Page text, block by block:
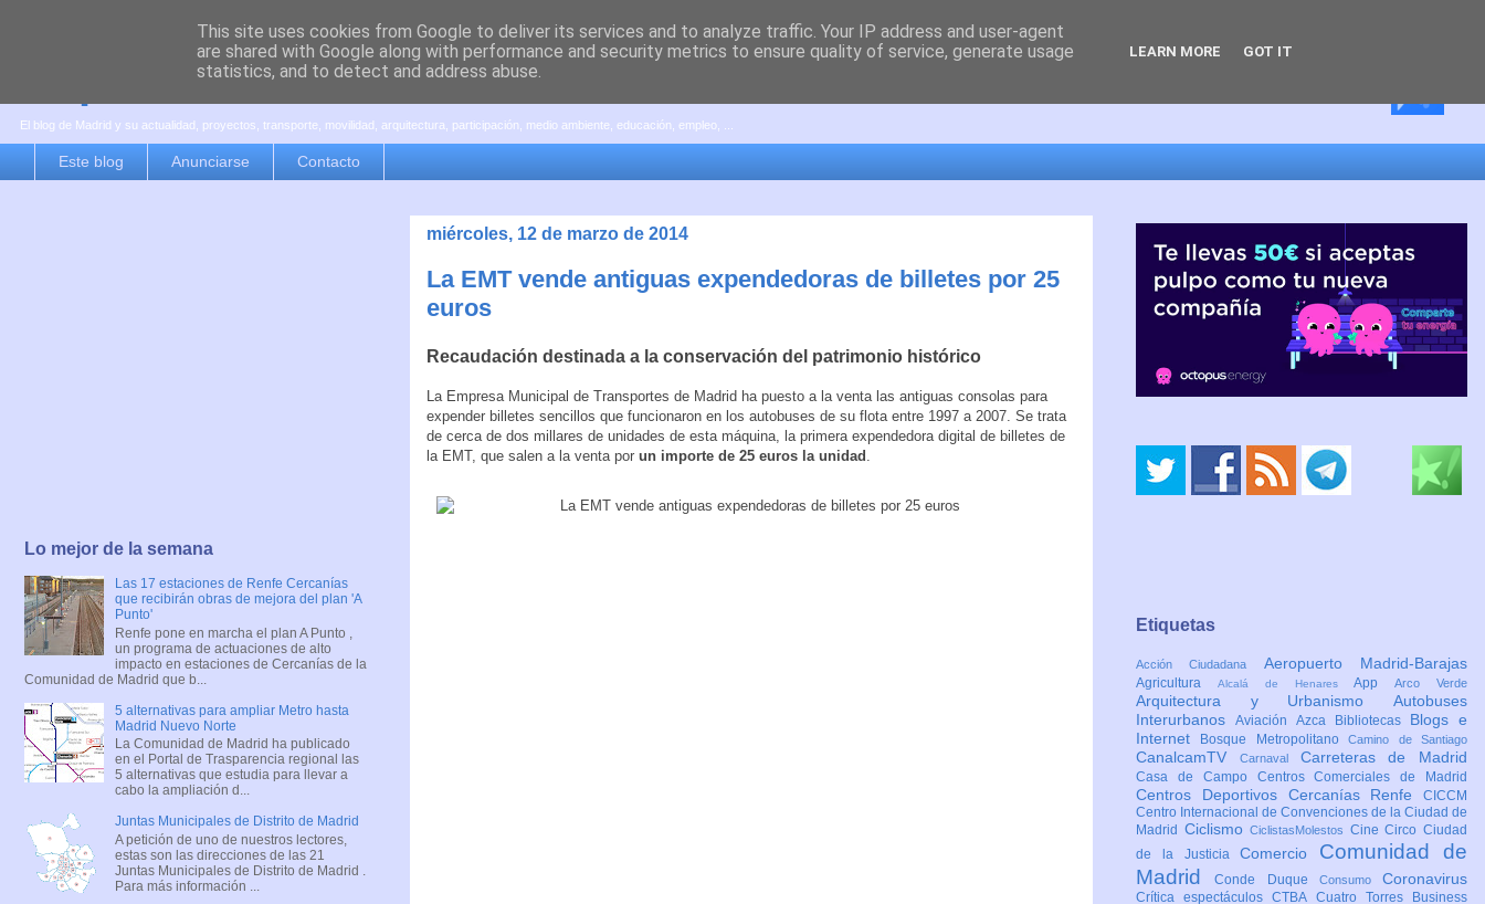
es por madrid
El blog de Madrid y su actualidad, proyectos, transporte, movilidad, arquitectura, participación, medio ambiente, educación, empleo, ...
Este blog Anunciarse Contacto
miércoles, 12 de marzo de 2014
La EMT vende antiguas expendedoras de billetes por 25
euros
Recaudación destinada a la conservación del patrimonio histórico
La Empresa Municipal de Transportes de Madrid ha puesto a la venta las antiguas consolas para
expender billetes sencillos que funcionaron en los autobuses de su flota entre 1997 a 2007. Se trata
de cerca de dos millares de unidades de esta máquina, la primera expendedora digital de billetes de
la EMT, que salen a la venta por un importe de 25 euros la unidad .
Lo mejor de la semana
Las 17 estaciones de Renfe Cercanías
que recibirán obras de mejora del plan 'A
Punto'
Renfe pone en marcha el plan A Punto ,
un programa de actuaciones de alto
impacto en estaciones de Cercanías de la
Comunidad de Madrid que b...
5 alternativas para ampliar Metro hasta
Madrid Nuevo Norte
La Comunidad de Madrid ha publicado
en el Portal de Trasparencia regional las
5 alternativas que estudia para llevar a
cabo la ampliación d...
Juntas Municipales de Distrito de Madrid
A petición de uno de nuestros lectores,
estas son las direcciones de las 21
Juntas Municipales de Distrito de Madrid .
Para más información ...
Etiquetas
Acción Ciudadana Aeropuerto Madrid-Barajas
Agricultura Alcalá de HenaresAppArco Verde
Arquitectura y Urbanismo Autobuses
Interurbanos Aviación Azca Bibliotecas Blogs e
Internet
Bosque MetropolitanoCamino de Santiago
CanalcamTV Carnaval Carreteras de Madrid
Casa de Campo Centros Comerciales de Madrid
Centros Deportivos Cercanías Renfe CICCM
Centro Internacional de Convenciones de la Ciudad de
Madrid CiclismoCiclistasMolestos CineCircoCiudad
de la JusticiaComercio Comunidad de
MadridConde Duque Consumo Coronavirus
Crítica espectáculosCTBA Cuatro Torres Business
This site uses cookies from Google to deliver its services and to analyze traffic. Your IP address and user-agent
are shared with Google along with performance and security metrics to ensure quality of service, generate usage
statistics, and to detect and address abuse.
LEARN MORE GOT IT